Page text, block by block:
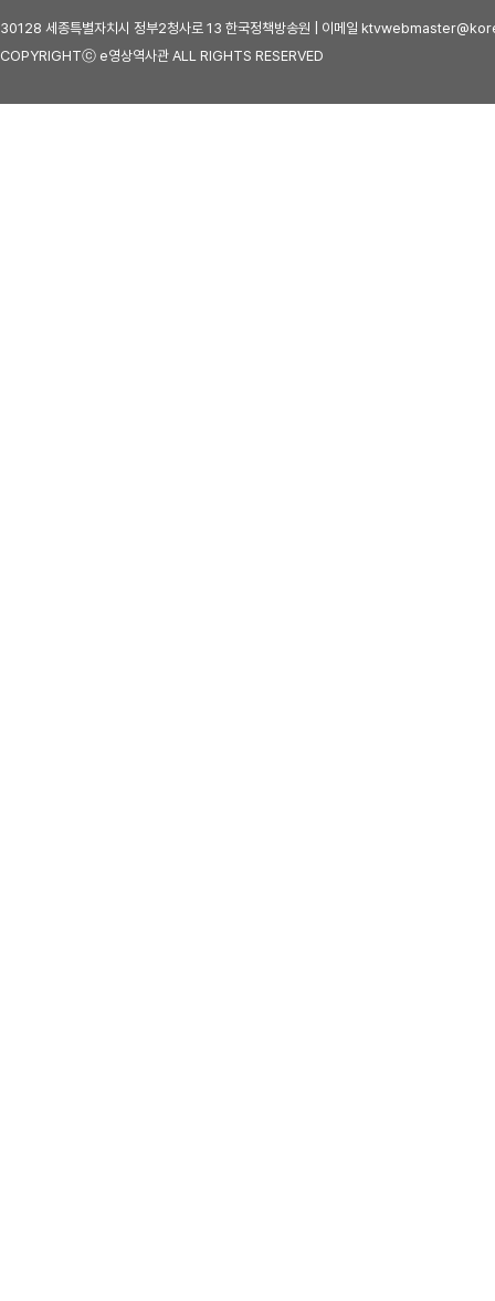
30128 세종특별자치시 정부2청사로 13 한국정책방송원 | 이메일
COPYRIGHTⓒ e영상역사관 ALL RIGHTS RESERVED